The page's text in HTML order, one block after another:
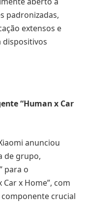
padronizadas,
extensos e
dispositivos
“Human x Car
anunciou
de grupo,
para o
x Home”, com
crucial